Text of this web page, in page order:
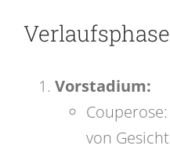
Vorstadium:
von